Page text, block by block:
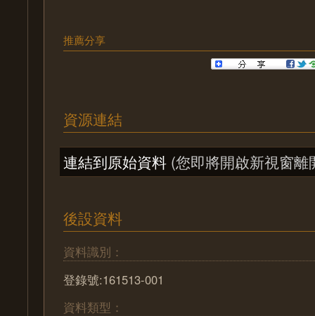
推薦分享
資源連結
連結到原始資料 (您即將開啟新視窗離
後設資料
資料識別：
登錄號:161513-001
資料類型：